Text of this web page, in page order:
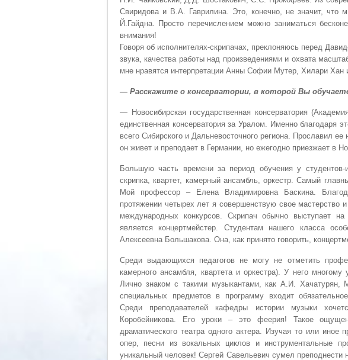
Свиридова и В.А. Гаврилина. Это, конечно, не значит, что
Й.Гайдна. Просто перечислением можно заниматься
внимания!
Говоря об исполнителях-скрипачах, преклоняюсь перед
звука, качества работы над произведениями и охвата
мне нравятся интерпретации Анны Софии Мутер, Хилари Хан
— Расскажите о консерватории, в которой Вы
— Новосибирская государственная консерватория
единственная консерватория за Уралом. Именно благодаря
всего Сибирского и Дальневосточного региона. Прославил
он живет и преподает в Германии, но ежегодно приезжает в
Большую часть времени за период обучения у
скрипка, квартет, камерный ансамбль, оркестр. Самый
Мой профессор – Елена Владимировна Баскина.
протяжении четырех лет я совершенствую свое
международных конкурсов. Скрипач обычно выступает
является концертмейстер. Студентам нашего класса
Алексеевна Большакова. Она, как принято говорить,
Среди выдающихся педагогов не могу не отметить
камерного ансамбля, квартета и оркестра). У него
Лично знаком с такими музыкантами, как А.И.
специальных предметов в программу входит
Среди преподавателей кафедры истории музыки
Коробейникова. Его уроки – это феерия! Такое
драматического театра одного актера. Изучая то или
опер, песни из вокальных циклов и инструментальные
уникальный человек! Сергей Савельевич сумел